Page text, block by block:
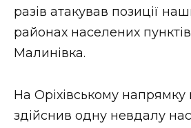
разів атакував позиції
районах населених
Малинівка.
На Оріхівському
здійснив одну невдалу